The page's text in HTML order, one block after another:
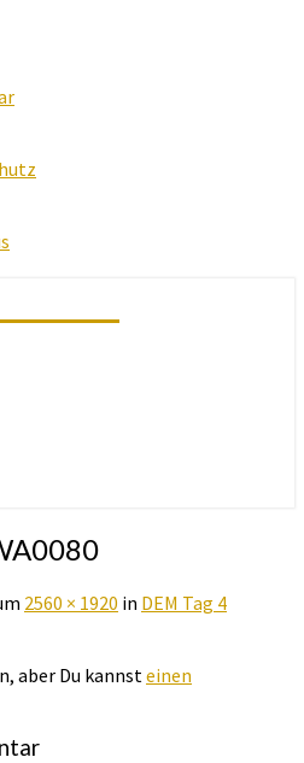
2560 × 1920 in DEM Tag 4
aber Du kannsteinen